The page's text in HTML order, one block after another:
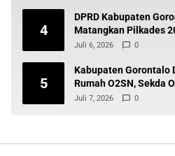
4
DPRD Kabupaten
Matangkan Pilkades
Juli 6, 2026 0
5
Kabupaten Gorontalo
Rumah O2SN, Sekda
Umum
Juli 7, 2026 0